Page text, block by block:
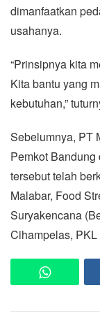
dimanfaatkan
usahanya.
“Prinsipnya kita
Kita bantu yang
kebutuhan,”
Sebelumnya, PT
Pemkot
tersebut telah
Malabar, Food
Suryakencana
Cihampelas,